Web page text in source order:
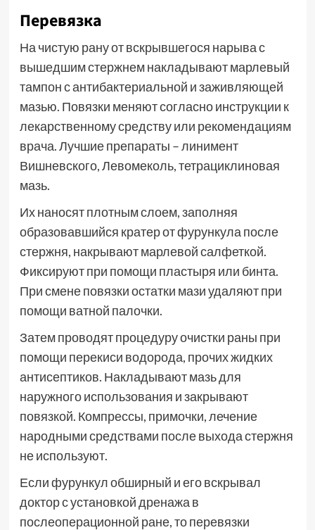
Перевязка
На чистую рану от вскрывшегося нарыва с
вышедшим стержнем накладывают марлевый
тампон с антибактериальной и заживляющей
мазью. Повязки меняют согласно инструкции к
лекарственному средству или рекомендациям
врача. Лучшие препараты – линимент
Вишневского, Левомеколь, тетрациклиновая
мазь.
Их наносят плотным слоем, заполняя
образовавшийся кратер от фурункула после
стержня, накрывают марлевой салфеткой.
Фиксируют при помощи пластыря или бинта.
При смене повязки остатки мази удаляют при
помощи ватной палочки.
Затем проводят процедуру очистки раны при
помощи перекиси водорода, прочих жидких
антисептиков. Накладывают мазь для
наружного использования и закрывают
повязкой. Компрессы, примочки, лечение
народными средствами после выхода стержня
не используют.
Если фурункул обширный и его вскрывал
доктор с установкой дренажа в
послеоперационной ране, то перевязки